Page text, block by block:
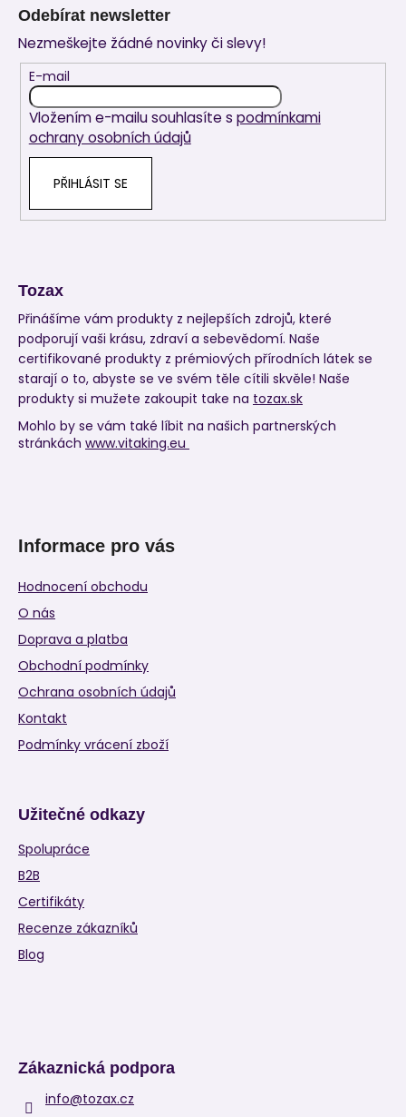
Odebírat newsletter
Nezmeškejte žádné novinky či slevy!
E-mail
Vložením e-mailu souhlasíte s podmínkami
ochrany osobních údajů
PŘIHLÁSIT SE
Tozax
Přinášíme vám produkty z nejlepších zdrojů, které
podporují vaši krásu, zdraví a sebevědomí. Naše
certifikované produkty z prémiových přírodních látek se
starají o to, abyste se ve svém těle cítili skvěle! Naše
produkty si mužete zakoupit take na tozax.sk
Mohlo by se vám také líbit na našich partnerských
stránkách www.vitaking.eu
Informace pro vás
Hodnocení obchodu
O nás
Doprava a platba
Obchodní podmínky
Ochrana osobních údajů
Kontakt
Podmínky vrácení zboží
Užitečné odkazy
Spolupráce
B2B
Certifikáty
Recenze zákazníků
Blog
Zákaznická podpora
info@tozax.cz